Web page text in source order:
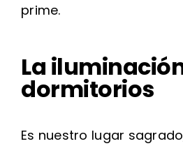
prime.
La
dormitorios
Es nuestro lugar